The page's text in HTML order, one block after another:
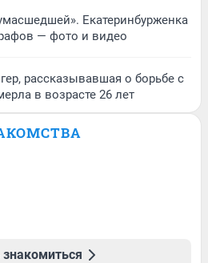
Екатеринбурженка
— фото и видео
рассказывавшая о борьбе с
в возрасте 26 лет